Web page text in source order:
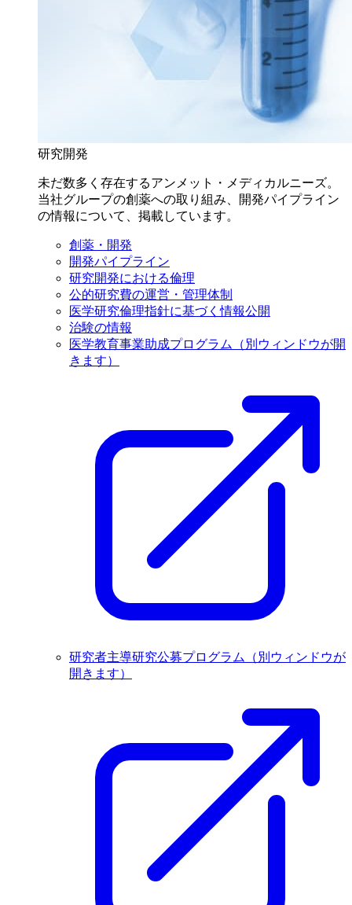
研究開発
未だ数多く存在するアンメット・メディカルニーズ。
当社グループの創薬への取り組み、開発パイプライン
の情報について、掲載しています。
創薬・開発
開発パイプライン
研究開発における倫理
公的研究費の運営・管理体制
医学研究倫理指針に基づく情報公開
治験の情報
医学教育事業助成プログラム
（別ウィンドウが開
きます）
研究者主導研究公募プログラム
（別ウィンドウが
開きます）